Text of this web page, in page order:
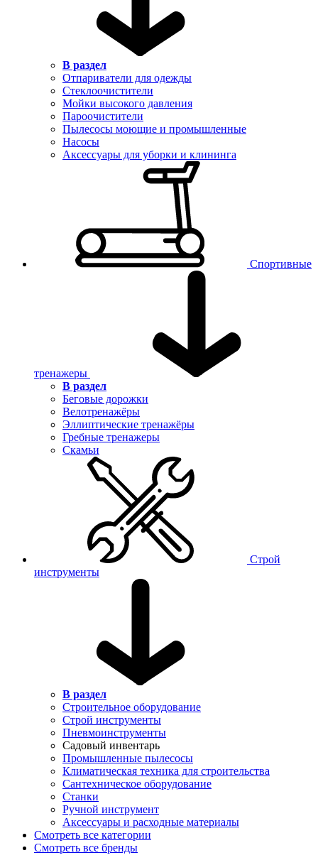
В раздел
Отпариватели для одежды
Стеклоочистители
Мойки высокого давления
Пароочистители
Пылесосы моющие и промышленные
Насосы
Аксессуары для уборки и клининга
Спортивные
тренажеры
В раздел
Беговые дорожки
Велотренажёры
Эллиптические тренажёры
Гребные тренажеры
Скамьи
Строй
инструменты
В раздел
Строительное оборудование
Строй инструменты
Пневмоинструменты
Садовый инвентарь
Промышленные пылесосы
Климатическая техника для строительства
Сантехническое оборудование
Станки
Ручной инструмент
Аксессуары и расходные материалы
Смотреть все категории
Смотреть все бренды